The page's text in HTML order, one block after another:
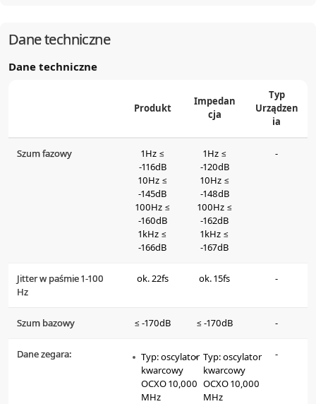
Dane techniczne
Dane techniczne
Produkt
Impedan
cja
Typ
Urządzen
ia
Szum fazowy
1Hz ≤
-116dB
10Hz ≤
-145dB
100Hz ≤
-160dB
1kHz ≤
-166dB
1Hz ≤
-120dB
10Hz ≤
-148dB
100Hz ≤
-162dB
1kHz ≤
-167dB
-
Jitter w paśmie 1-100
Hz
ok. 22fs ok. 15fs -
Szum bazowy ≤ -170dB ≤ -170dB -
Dane zegara:
Typ: oscylator
kwarcowy
OCXO 10,000
MHz
Typ: oscylator
kwarcowy
OCXO 10,000
MHz
-